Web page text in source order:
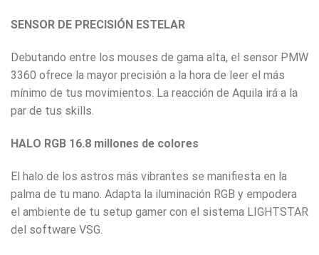
SENSOR DE PRECISIÓN ESTELAR
Debutando entre los mouses de gama alta, el sensor PMW
3360 ofrece la mayor precisión a la hora de leer el más
mínimo de tus movimientos. La reacción de Aquila irá a la
par de tus skills.
HALO RGB 16.8 millones de colores
El halo de los astros más vibrantes se manifiesta en la
palma de tu mano. Adapta la iluminación RGB y empodera
el ambiente de tu setup gamer con el sistema LIGHTSTAR
del software VSG.